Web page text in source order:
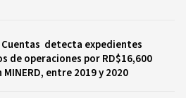
Cuentas detecta expedientes
de operaciones por RD$16,600
entre 2019 y 2020